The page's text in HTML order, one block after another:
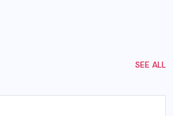
SEE ALL